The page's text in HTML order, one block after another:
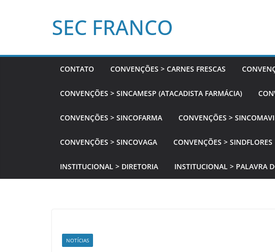
SEC FRANCO
CONTATO CONVENÇÕES > CARNES FRESCAS
CONVENÇÕES > SINCAMESP (ATACADISTA FARMÁCIA)
CONVENÇÕES > SINCOFARMA CONVENÇÕES > SINCOMAVI
CONVENÇÕES > SINCOVAGA CONVENÇÕES > SINDFLORES
INSTITUCIONAL > DIRETORIA INSTITUCIONAL > PALAVRA
NOTÍCIAS